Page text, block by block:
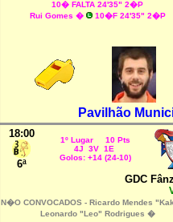
10� FALTA 24'35" 2�P
Rui Gomes �
10�F 24'35" 2�P
Pavilhão
18:00
6ª
1º Lugar 10 Pts
4J 3V 1E
Golos: +14 (24-10)
GDC
N�O CONVOCADOS - Ricardo Mendes
Leonardo "Leo" Rodrigues �